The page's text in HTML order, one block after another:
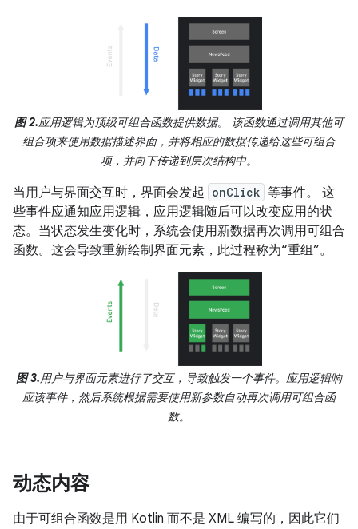
图 2.应用逻辑为顶级可组合函数提供数据。 该函数通过调用其他可
组合项来使用数据描述界面，并将相应的数据传递给这些可组合
项，并向下传递到层次结构中。
当用户与界面交互时，界面会发起 onClick 等事件。 这
些事件应通知应用逻辑，应用逻辑随后可以改变应用的状
态。当状态发生变化时，系统会使用新数据再次调用可组合
函数。这会导致重新绘制界面元素，此过程称为“重组”。
图 3.用户与界面元素进行了交互，导致触发一个事件。应用逻辑响
应该事件，然后系统根据需要使用新参数自动再次调用可组合函
数。
动态内容
由于可组合函数是用 Kotlin 而不是 XML 编写的，因此它们